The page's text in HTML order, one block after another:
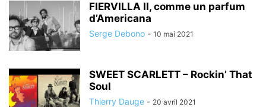
FIERVILLA II, comme un parfum
d’Americana
Serge Debono - 10 mai 2021
SWEET SCARLETT – Rockin’ That
Soul
Thierry Dauge - 20 avril 2021